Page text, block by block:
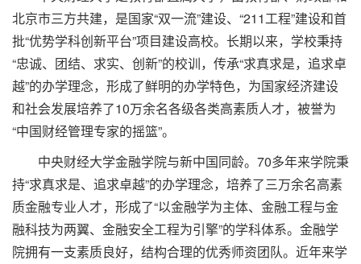
北京市三方共建，是国家“双一流”建设、“211工程”建设和首
批“优势学科创新平台”项目建设高校。长期以来，学校秉持
“忠诚、团结、求实、创新”的校训，传承“求真求是，追求卓
越”的办学理念，形成了鲜明的办学特色，为国家经济建设
和社会发展培养了10万余名各级各类高素质人才，被誉为
“中国财经管理专家的摇篮”。
中央财经大学金融学院与新中国同龄。70多年来学院秉
持“求真求是、追求卓越”的办学理念，培养了三万余名高素
质金融专业人才，形成了“以金融学为主体、金融工程与金
融科技为两翼、金融安全工程为引擎”的学科体系。金融学
院拥有一支素质良好，结构合理的优秀师资团队。近年来学